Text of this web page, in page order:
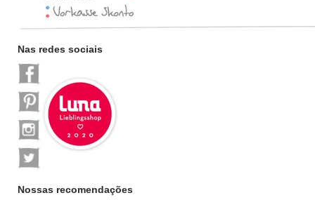
Nas redes sociais
Nossas recomendações